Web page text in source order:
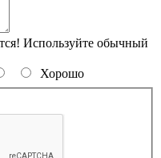
Используйте обычный
Хорошо